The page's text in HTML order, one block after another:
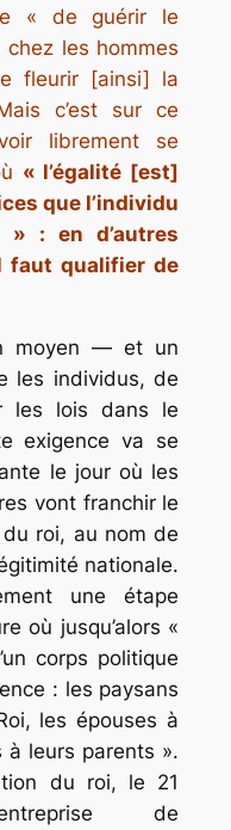
« de guérir le
chez les hommes
fleurir [ainsi] la
c’est sur ce
librement se
« l’égalité [est]
que l’individu
» : en d’autres
faut qualifier de
moyen — et un
les individus, de
les lois dans le
exigence va se
le jour où les
vont franchir le
roi, au nom de
nationale.
une étape
où jusqu’alors «
corps politique
: les paysans
les épouses à
leurs parents ».
du roi, le 21
de